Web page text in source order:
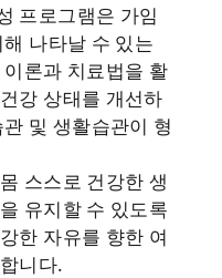
프로그램은 가임
나타날 수 있는
론과 치료법을 활
강 상태를 개선하
및 생활습관이 형
스스로 건강한 생
유지할 수 있도록
한 자유를 향한 여
니다.